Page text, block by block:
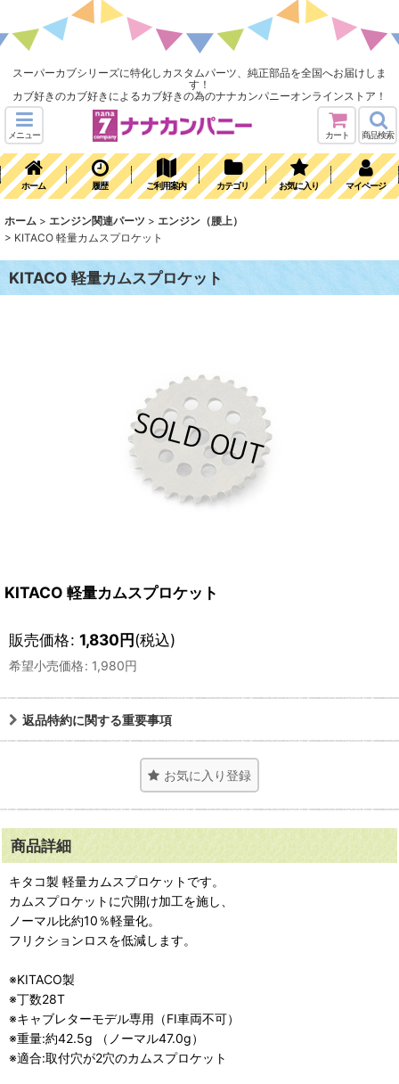
スーパーカブシリーズに特化しカスタムパーツ、純正部品を全国へお届けしま
す！
カブ好きのカブ好きによるカブ好きの為のナナカンパニーオンラインストア！
メニュー カート 商品検索
ホーム 履歴 ご利用案内 カテゴリ お気に入り マイページ
ホーム > エンジン関連パーツ > エンジン（腰上）
> KITACO 軽量カムスプロケット
KITACO 軽量カムスプロケット
KITACO 軽量カムスプロケット
販売価格: 1,830円(税込)
希望小売価格: 1,980円
返品特約に関する重要事項
お気に入り登録
商品詳細
キタコ製 軽量カムスプロケットです。
カムスプロケットに穴開け加工を施し、
ノーマル比約10％軽量化。
フリクションロスを低減します。
※KITACO製
※丁数28T
※キャブレターモデル専用（FI車両不可）
※重量:約42.5g （ノーマル47.0g）
※適合:取付穴が2穴のカムスプロケット